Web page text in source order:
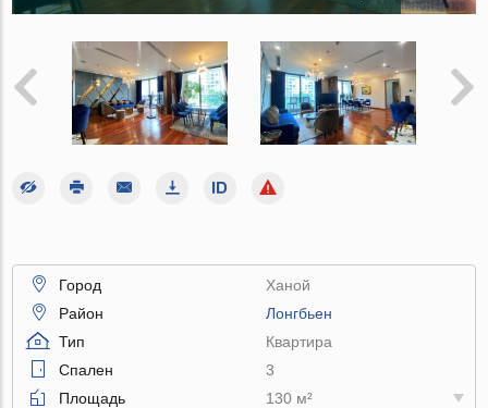
Город
Ханой
Район
Лонгбьен
Тип
Квартира
Спален
3
Площадь
130 м²